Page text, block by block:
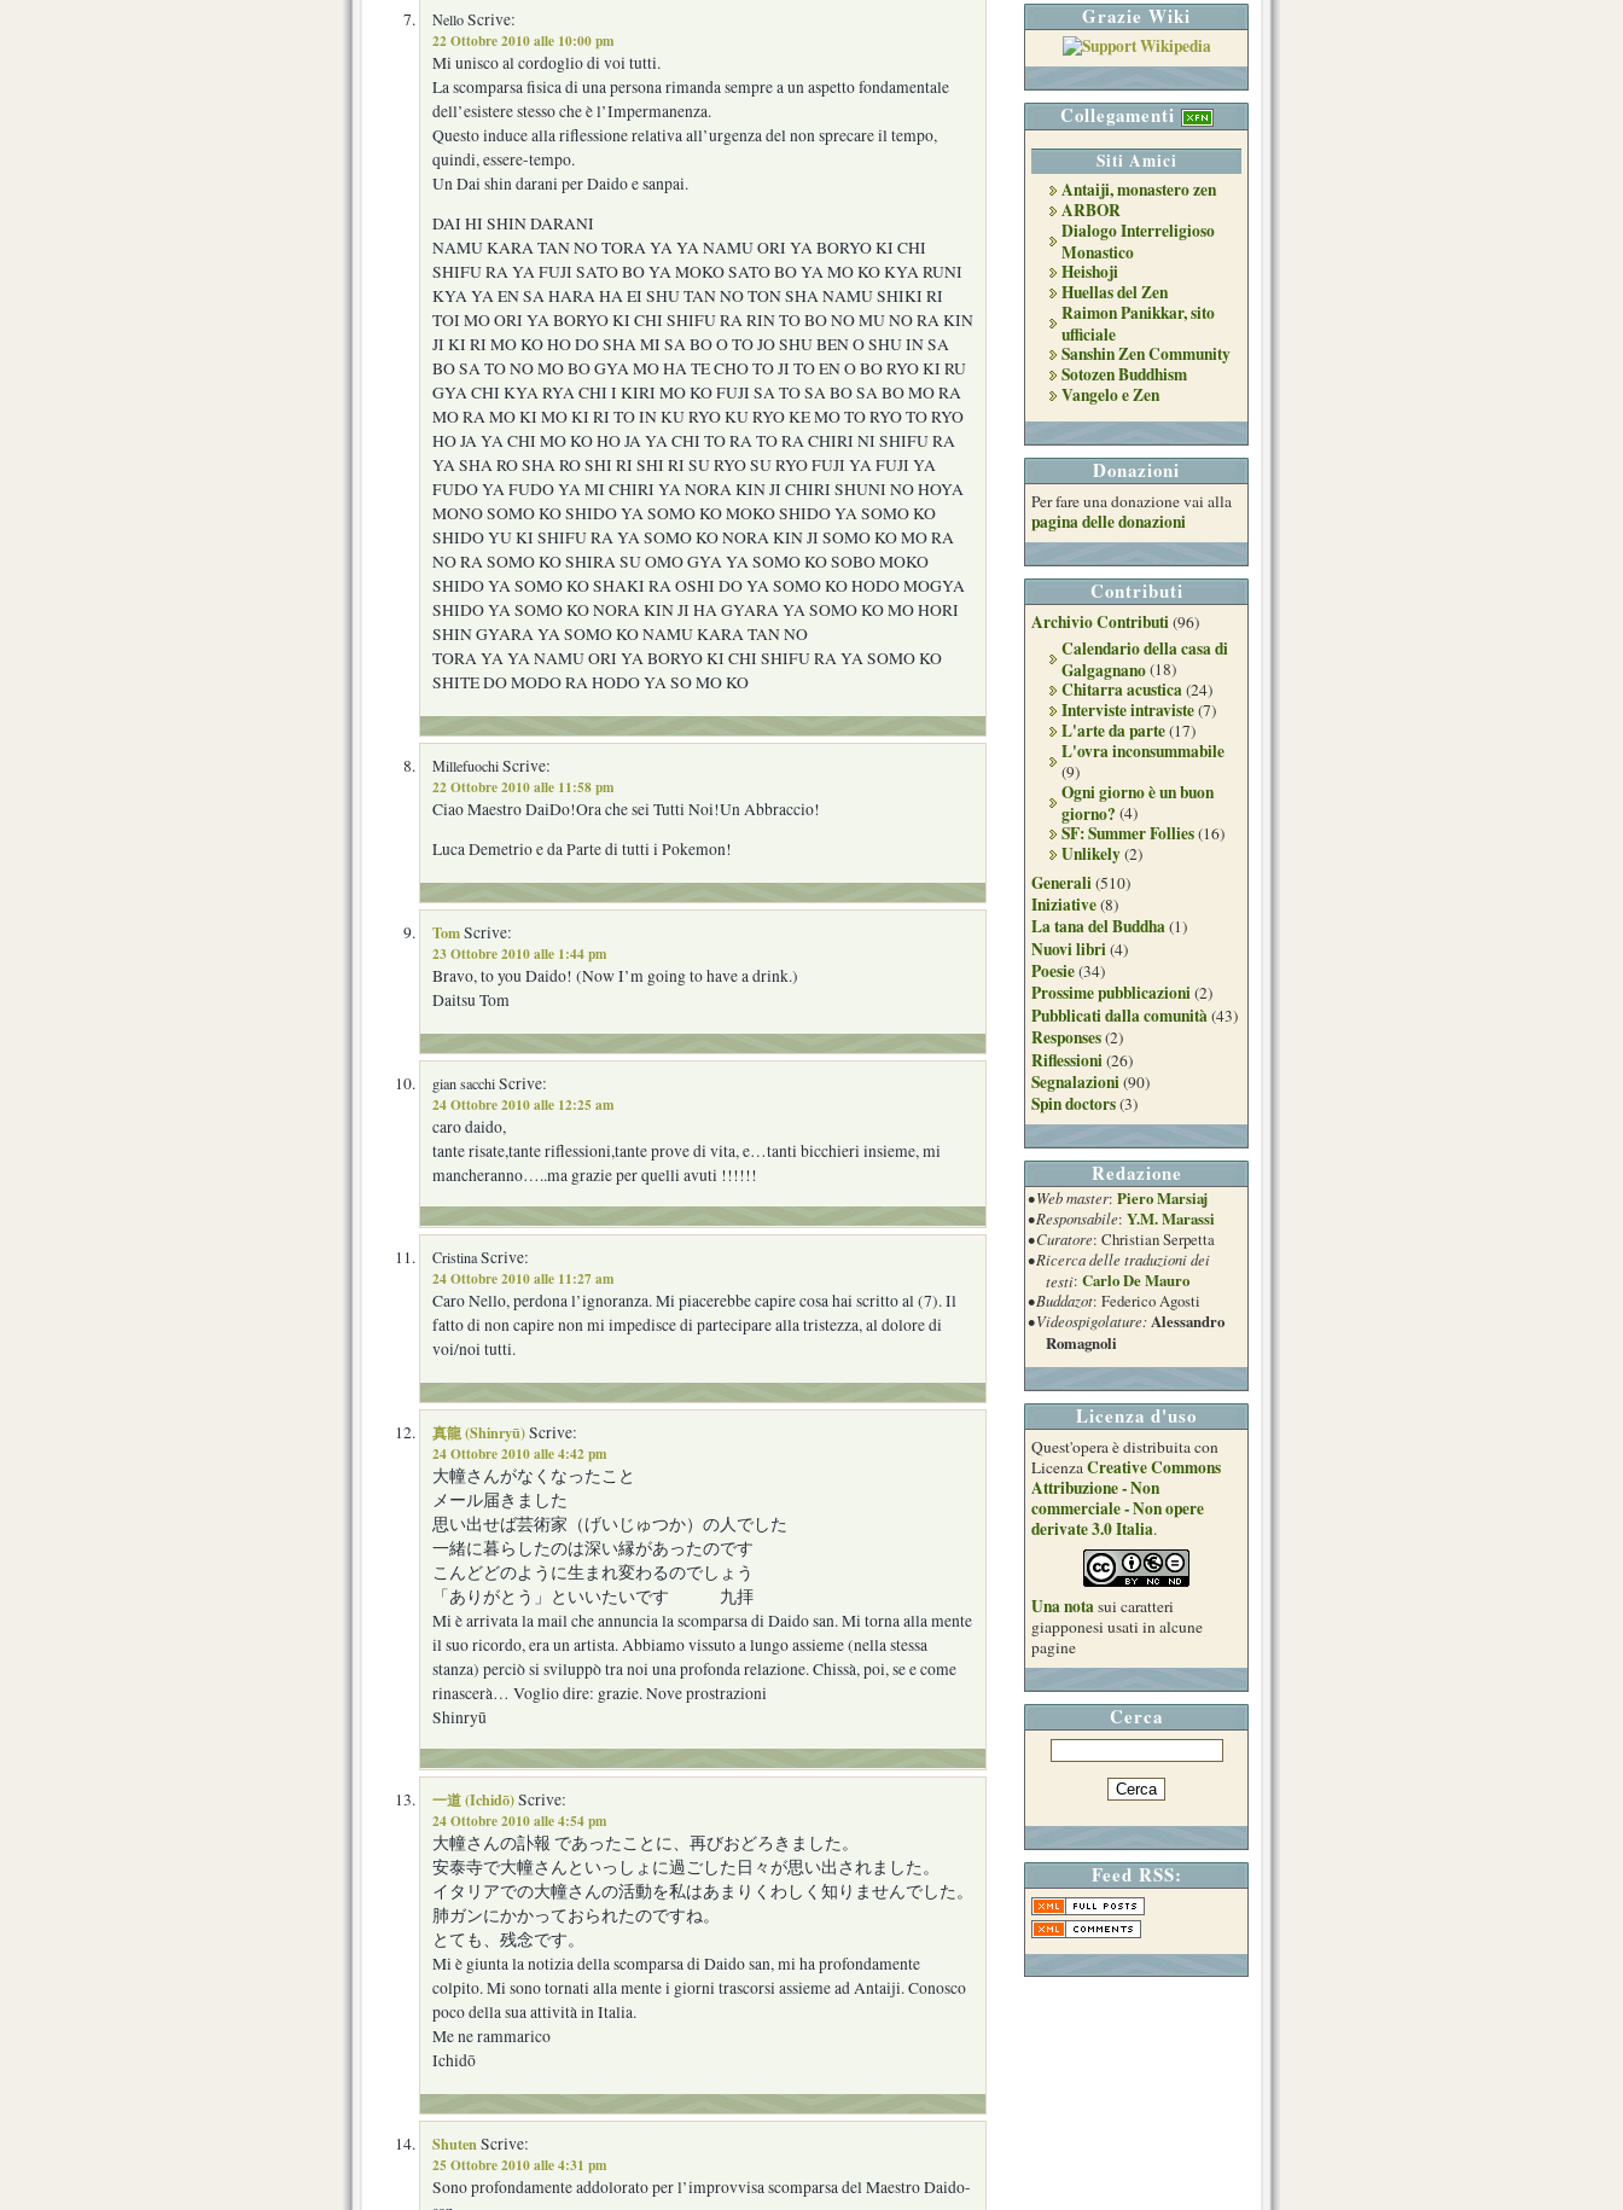
NelloScrive:
22 Ottobre 2010 alle 10:00 pm
Mi unisco al cordoglio di voi tutti.
La scomparsa fisica di una persona rimanda sempre a un aspetto fondamentale
dell’esistere stesso che è l’Impermanenza.
Questo induce alla riflessione relativa all’urgenza del non sprecare il tempo,
quindi, essere-tempo.
Un Dai shin darani per Daido e sanpai.
DAI HI SHIN DARANI
NAMU KARA TAN NO TORA YA YA NAMU ORI YA BORYO KI CHI
SHIFU RA YA FUJI SATO BO YA MOKO SATO BO YA MO KO KYA RUNI
KYA YA EN SA HARA HA EI SHU TAN NO TON SHA NAMU SHIKI RI
TOI MO ORI YA BORYO KI CHI SHIFU RA RIN TO BO NO MU NO RA KIN
JI KI RI MO KO HO DO SHA MI SA BO O TO JO SHU BEN O SHU IN SA
BO SA TO NO MO BO GYA MO HA TE CHO TO JI TO EN O BO RYO KI RU
GYA CHI KYA RYA CHI I KIRI MO KO FUJI SA TO SA BO SA BO MO RA
MO RA MO KI MO KI RI TO IN KU RYO KU RYO KE MO TO RYO TO RYO
HO JA YA CHI MO KO HO JA YA CHI TO RA TO RA CHIRI NI SHIFU RA
YA SHA RO SHA RO SHI RI SHI RI SU RYO SU RYO FUJI YA FUJI YA
FUDO YA FUDO YA MI CHIRI YA NORA KIN JI CHIRI SHUNI NO HOYA
MONO SOMO KO SHIDO YA SOMO KO MOKO SHIDO YA SOMO KO
SHIDO YU KI SHIFU RA YA SOMO KO NORA KIN JI SOMO KO MO RA
NO RA SOMO KO SHIRA SU OMO GYA YA SOMO KO SOBO MOKO
SHIDO YA SOMO KO SHAKI RA OSHI DO YA SOMO KO HODO MOGYA
SHIDO YA SOMO KO NORA KIN JI HA GYARA YA SOMO KO MO HORI
SHIN GYARA YA SOMO KO NAMU KARA TAN NO
TORA YA YA NAMU ORI YA BORYO KI CHI SHIFU RA YA SOMO KO
SHITE DO MODO RA HODO YA SO MO KO
MillefuochiScrive:
22 Ottobre 2010 alle 11:58 pm
Ciao Maestro DaiDo!Ora che sei Tutti Noi!Un Abbraccio!
Luca Demetrio e da Parte di tutti i Pokemon!
TomScrive:
23 Ottobre 2010 alle 1:44 pm
Bravo, to you Daido! (Now I’m going to have a drink.)
Daitsu Tom
gian sacchiScrive:
24 Ottobre 2010 alle 12:25 am
caro daido,
tante risate,tante riflessioni,tante prove di vita, e…tanti bicchieri insieme, mi
mancheranno…..ma grazie per quelli avuti !!!!!!
CristinaScrive:
24 Ottobre 2010 alle 11:27 am
Caro Nello, perdona l’ignoranza. Mi piacerebbe capire cosa hai scritto al (7). Il
fatto di non capire non mi impedisce di partecipare alla tristezza, al dolore di
voi/noi tutti.
真龍 (Shinryū)Scrive:
24 Ottobre 2010 alle 4:42 pm
大幢さんがなくなったこと
メール届きました
思い出せば芸術家（げいじゅつか）の人でした
一緒に暮らしたのは深い縁があったのです
こんどどのように生まれ変わるのでしょう
「ありがとう」といいたいです 九拝
Mi è arrivata la mail che annuncia la scomparsa di Daido san. Mi torna alla mente
il suo ricordo, era un artista. Abbiamo vissuto a lungo assieme (nella stessa
stanza) perciò si sviluppò tra noi una profonda relazione. Chissà, poi, se e come
rinascerà… Voglio dire: grazie. Nove prostrazioni
Shinryū
一道 (Ichidō)Scrive:
24 Ottobre 2010 alle 4:54 pm
大幢さんの訃報 であったことに、再びおどろきました。
安泰寺で大幢さんといっしょに過ごした日々が思い出されました。
イタリアでの大幢さんの活動を私はあまりくわしく知りませんでした。
肺ガンにかかっておられたのですね。
とても、残念です。
Mi è giunta la notizia della scomparsa di Daido san, mi ha profondamente
colpito. Mi sono tornati alla mente i giorni trascorsi assieme ad Antaiji. Conosco
poco della sua attività in Italia.
Me ne rammarico
Ichidō
ShutenScrive:
25 Ottobre 2010 alle 4:31 pm
Sono profondamente addolorato per l’improvvisa scomparsa del Maestro Daido-
Grazie Wiki
Collegamenti
Siti Amici
Antaiji, monastero zen
ARBOR
Dialogo Interreligioso
Monastico
Heishoji
Huellas del Zen
Raimon Panikkar, sito
ufficiale
Sanshin Zen Community
Sotozen Buddhism
Vangelo e Zen
Donazioni
Per fare una donazione vai alla
pagina delle donazioni
Contributi
Archivio Contributi(96)
Calendario della casa di
Galgagnano(18)
Chitarra acustica(24)
Interviste intraviste(7)
L'arte da parte(17)
L'ovra inconsummabile
(9)
Ogni giorno è un buon
giorno? (4)
SF: Summer Follies(16)
Unlikely(2)
Generali(510)
Iniziative(8)
La tana del Buddha(1)
Nuovi libri(4)
Poesie(34)
Prossime pubblicazioni(2)
Pubblicati dalla comunità(43)
Responses(2)
Riflessioni(26)
Segnalazioni(90)
Spin doctors(3)
Redazione
• Web master: Piero Marsiaj
• Responsabile: Y.M. Marassi
• Curatore: Christian Serpetta
• Ricerca delle traduzioni dei
testi: Carlo De Mauro
• Buddazot: Federico Agosti
• Videospigolature:Alessandro
Romagnoli
Licenza d'uso
Quest'opera è distribuita con
LicenzaCreative Commons
Attribuzione - Non
commerciale - Non opere
derivate 3.0 Italia.
Una notasui caratteri
giapponesi usati in alcune
pagine
Cerca
Feed RSS: